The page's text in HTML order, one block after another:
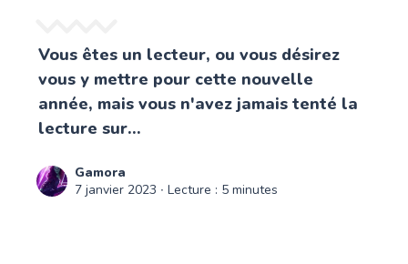
Vous êtes un lecteur, ou vous désirez
vous y mettre pour cette nouvelle
année, mais vous n'avez jamais tenté la
lecture sur...
Gamora
7 janvier 2023 ∙ Lecture : 5 minutes